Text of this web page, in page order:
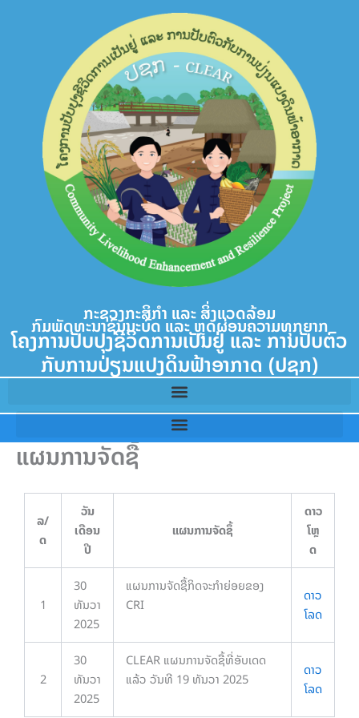
ກະຊວງກະສິກຳ ແລະ ສິ່ງແວດລ້ອມ
ກົມພັດທະນາຊົນນະບົດ ແລະ ຫຼຸດຜ່ອນຄວາມທຸກຍາກ
ໂຄງການປັບປຸງຊີວິດການເປັນຢູ່ ແລະ ການປັບຕົວ
ກັບການປ່ຽນແປງດິນຟ້າອາກາດ (ປຊກ)
ແຜນການຈັດຊື້
ລ/
ດ
ວັນ
ເດືອນ
ປີ
ແຜນການຈັດຊຶ້
ດາວ
ໂຫຼ
ດ
1
30
ທັນວາ
2025
ແຜນການຈັດຊື້ກິດຈະກຳຍ່ອຍຂອງ
CRI
ດາວ
ໂລດ
2
30
ທັນວາ
2025
CLEAR ແຜນການຈັດຊື້ທີ່ອັບເດດ
ແລ້ວ ວັນທີ 19 ທັນວາ 2025
ດາວ
ໂລດ